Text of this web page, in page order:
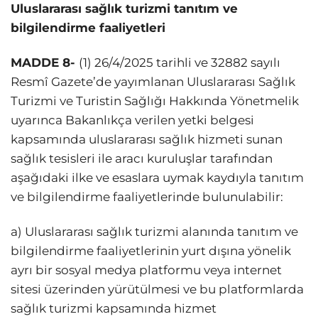
Uluslararası sağlık turizmi tanıtım ve
bilgilendirme faaliyetleri
MADDE 8- (1) 26/4/2025 tarihli ve 32882 sayılı
Resmî Gazete’de yayımlanan Uluslararası Sağlık
Turizmi ve Turistin Sağlığı Hakkında Yönetmelik
uyarınca Bakanlıkça verilen yetki belgesi
kapsamında uluslararası sağlık hizmeti sunan
sağlık tesisleri ile aracı kuruluşlar tarafından
aşağıdaki ilke ve esaslara uymak kaydıyla tanıtım
ve bilgilendirme faaliyetlerinde bulunulabilir:
a) Uluslararası sağlık turizmi alanında tanıtım ve
bilgilendirme faaliyetlerinin yurt dışına yönelik
ayrı bir sosyal medya platformu veya internet
sitesi üzerinden yürütülmesi ve bu platformlarda
sağlık turizmi kapsamında hizmet